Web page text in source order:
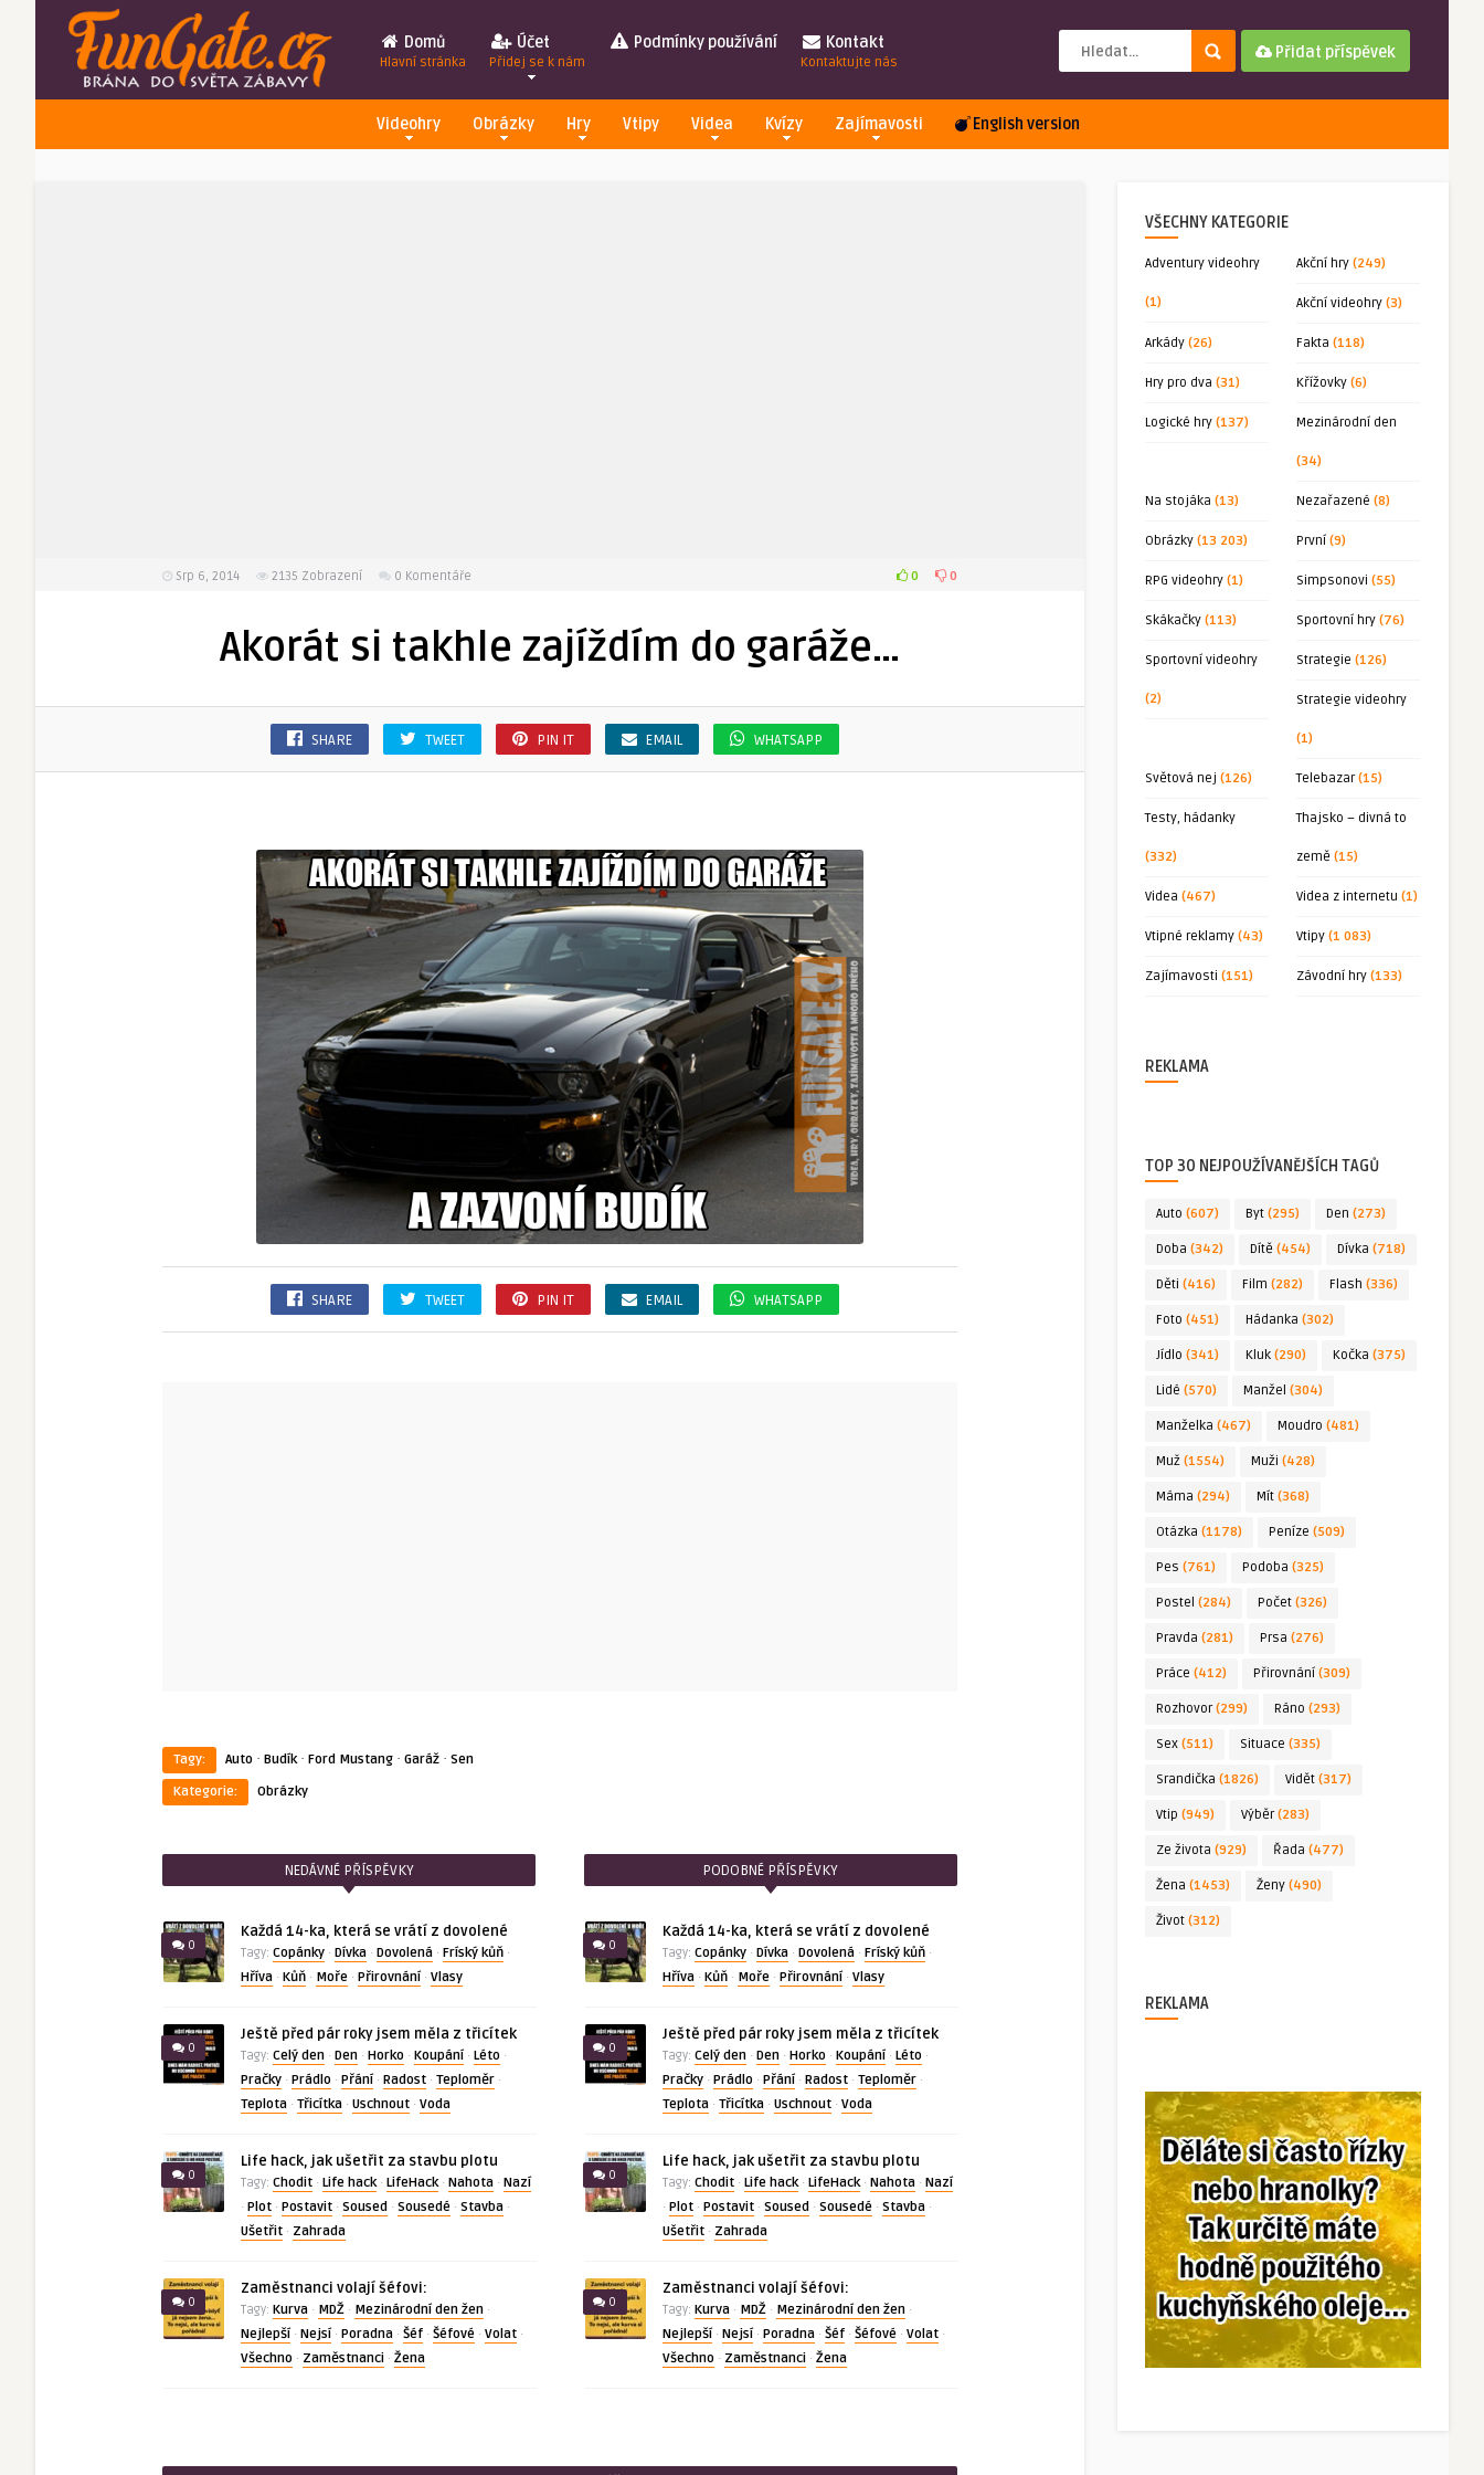
Domů
Hlavní stránka
Účet
Přidej se k nám
Podmínky používání Kontakt
Kontaktujte nás
Přidat příspěvek
Videohry Obrázky Hry Vtipy Videa Kvízy Zajímavosti English version
Srp 6, 2014 2135 Zobrazení 0 Komentáře 0 0
Akorát si takhle zajíždím do garáže…
SHARE TWEET PIN IT EMAIL WHATSAPP
SHARE TWEET PIN IT EMAIL WHATSAPP
Tagy: Auto · Budík· Ford Mustang · Garáž · Sen
Kategorie:
Obrázky
NEDÁVNÉ PŘÍSPĚVKY
0
Každá 14-ka, která se vrátí z dovolené
Tagy: Copánky · Dívka · Dovolená · Fríský kůň ·
Hříva · Kůň · Moře · Přirovnání· Vlasy
0
Ještě před pár roky jsem měla z třicítek
Tagy: Celý den · Den · Horko · Koupání· Léto ·
Pračky · Prádlo · Přání· Radost · Teploměr ·
Teplota · Třicítka · Uschnout · Voda
0
Life hack, jak ušetřit za stavbu plotu
Tagy: Chodit · Life hack· LifeHack· Nahota · Nazí
· Plot · Postavit · Soused · Sousedé · Stavba ·
Ušetřit · Zahrada
0
Zaměstnanci volají šéfovi:
Tagy: Kurva · MDŽ · Mezinárodní den žen ·
Nejlepší· Nejsí· Poradna · Šéf · Šéfové · Volat ·
Všechno · Zaměstnanci · Žena
PODOBNÉ PŘÍSPĚVKY
0
Každá 14-ka, která se vrátí z dovolené
Tagy: Copánky· Dívka· Dovolená· Fríský kůň·
Hříva· Kůň· Moře· Přirovnání· Vlasy
0
Ještě před pár roky jsem měla z třicítek
Tagy: Celý den· Den· Horko· Koupání· Léto·
Pračky· Prádlo· Přání· Radost· Teploměr·
Teplota· Třicítka· Uschnout· Voda
0
Life hack, jak ušetřit za stavbu plotu
Tagy: Chodit· Life hack· LifeHack· Nahota· Nazí
· Plot· Postavit· Soused · Sousedé· Stavba·
Ušetřit· Zahrada
0
Zaměstnanci volají šéfovi:
Tagy: Kurva· MDŽ· Mezinárodní den žen·
Nejlepší· Nejsí· Poradna· Šéf· Šéfové· Volat·
Všechno· Zaměstnanci· Žena
VŠECHNY KATEGORIE
Adventury videohry
(1)
Akční hry (249)
Akční videohry (3)
Arkády (26) Fakta (118)
Hry pro dva (31) Křížovky (6)
Logické hry (137) Mezinárodní den
(34)
Na stojáka (13) Nezařazené (8)
Obrázky (13 203) První (9)
RPG videohry (1) Simpsonovi (55)
Skákačky (113) Sportovní hry (76)
Sportovní videohry
(2)
Strategie (126)
Strategie videohry
(1)
Světová nej (126) Telebazar(15)
Testy, hádanky
(332)
Thajsko – divná to
země (15)
Videa (467) Videa z internetu (1)
Vtipné reklamy (43) Vtipy (1 083)
Zajímavosti (151) Závodní hry (133)
REKLAMA
TOP 30 NEJPOUŽÍVANĚJŠÍCH TAGŮ
Auto (607) Byt (295) Den (273)
Doba (342) Dítě (454) Dívka (718)
Děti (416) Film (282) Flash (336)
Foto (451) Hádanka (302)
Jídlo (341) Kluk (290) Kočka (375)
Lidé (570) Manžel (304)
Manželka (467) Moudro (481)
Muž (1554) Muži (428)
Máma (294) Mít (368)
Otázka (1178) Peníze (509)
Pes (761) Podoba (325)
Postel (284) Počet (326)
Pravda (281) Prsa (276)
Práce (412) Přirovnání (309)
Rozhovor(299) Ráno (293)
Sex (511) Situace (335)
Srandička (1826) Vidět (317)
Vtip (949) Výběr(283)
Ze života (929) Řada (477)
Žena (1453) Ženy (490)
Život (312)
REKLAMA